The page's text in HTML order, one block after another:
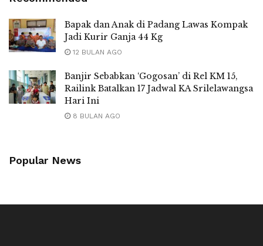
Bapak dan Anak di Padang Lawas Kompak
Jadi Kurir Ganja 44 Kg
12 BULAN AGO
Banjir Sebabkan ‘Gogosan’ di Rel KM 15,
Railink Batalkan 17 Jadwal KA Srilelawangsa
Hari Ini
8 BULAN AGO
Popular News